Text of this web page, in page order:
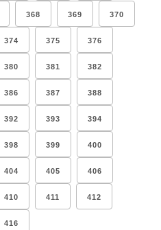
368 369 370
374 375 376
380 381 382
386 387 388
392 393 394
398 399 400
404 405 406
410 411 412
416